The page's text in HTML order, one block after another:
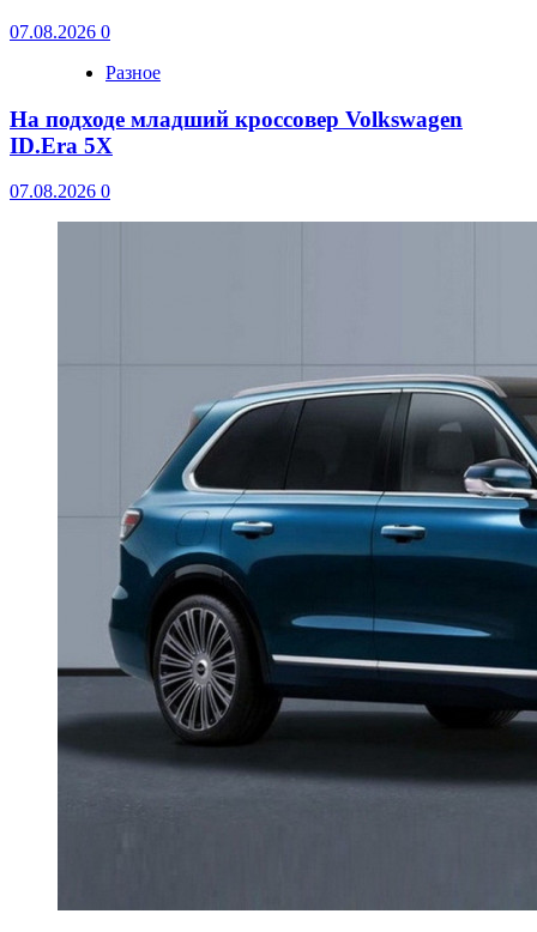
07.08.2026 0
Разное
На подходе младший кроссовер Volkswagen
ID.Era 5X
07.08.2026 0